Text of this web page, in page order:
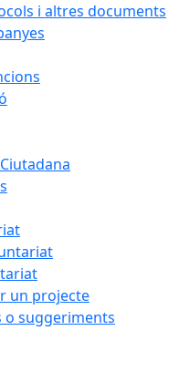
i altres documents
un projecte
o suggeriments